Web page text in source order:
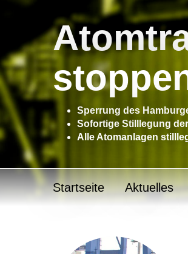
Sperrung des
Sofortige Stilllegung
Alle Atomanlagen
Startseite Aktuelles